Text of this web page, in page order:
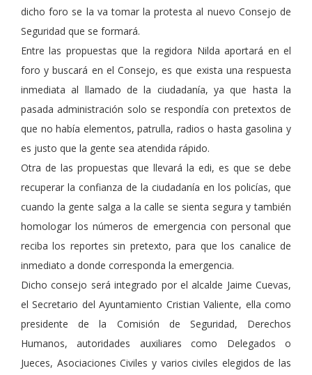
dicho foro se la va tomar la protesta al nuevo Consejo de
Seguridad que se formará.
Entre las propuestas que la regidora Nilda aportará en el
foro y buscará en el Consejo, es que exista una respuesta
inmediata al llamado de la ciudadanía, ya que hasta la
pasada administración solo se respondía con pretextos de
que no había elementos, patrulla, radios o hasta gasolina y
es justo que la gente sea atendida rápido.
Otra de las propuestas que llevará la edi, es que se debe
recuperar la confianza de la ciudadanía en los policías, que
cuando la gente salga a la calle se sienta segura y también
homologar los números de emergencia con personal que
reciba los reportes sin pretexto, para que los canalice de
inmediato a donde corresponda la emergencia.
Dicho consejo será integrado por el alcalde Jaime Cuevas,
el Secretario del Ayuntamiento Cristian Valiente, ella como
presidente de la Comisión de Seguridad, Derechos
Humanos, autoridades auxiliares como Delegados o
Jueces, Asociaciones Civiles y varios civiles elegidos de las